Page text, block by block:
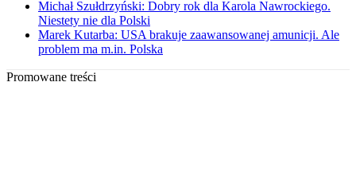
Michał Szułdrzyński: Dobry rok dla Karola Nawrockiego.
Niestety nie dla Polski
Marek Kutarba: USA brakuje zaawansowanej amunicji. Ale
problem ma m.in. Polska
Promowane treści